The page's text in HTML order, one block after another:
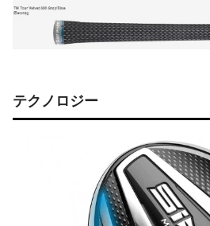
テクノロジー